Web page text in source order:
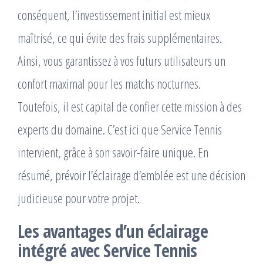
conséquent, l’investissement initial est mieux
maîtrisé, ce qui évite des frais supplémentaires.
Ainsi, vous garantissez à vos futurs utilisateurs un
confort maximal pour les matchs nocturnes.
Toutefois, il est capital de confier cette mission à des
experts du domaine. C’est ici que Service Tennis
intervient, grâce à son savoir-faire unique. En
résumé, prévoir l’éclairage d’emblée est une décision
judicieuse pour votre projet.
Les avantages d’un éclairage
intégré avec Service Tennis